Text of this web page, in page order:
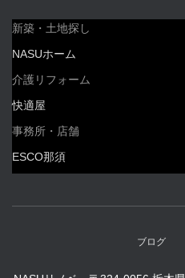
新築・土地探し
NASUホーム
介護リフォーム
快適屋
事務所・店舗
ESCO那須
ブログ